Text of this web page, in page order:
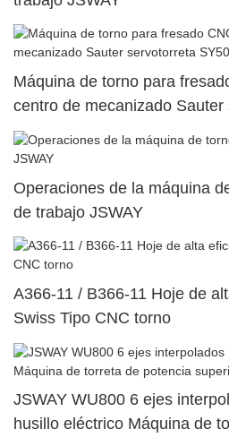
Máquina de torno para
centro de mecanizado Sauter
SY500/S500/SY300/S3009
Operaciones de la máquina
de trabajo JSWAY
A366-11 / B366-11 Hoje de
Swiss Tipo CNC torno
JSWAY WU800 6 ejes
husillo eléctrico Máquina de